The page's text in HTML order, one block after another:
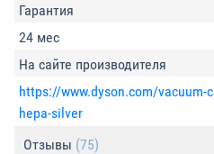
Гарантия
24 мес
На сайте производителя
https://www.dyson.com/
hepa-silver
Отзывы (75)